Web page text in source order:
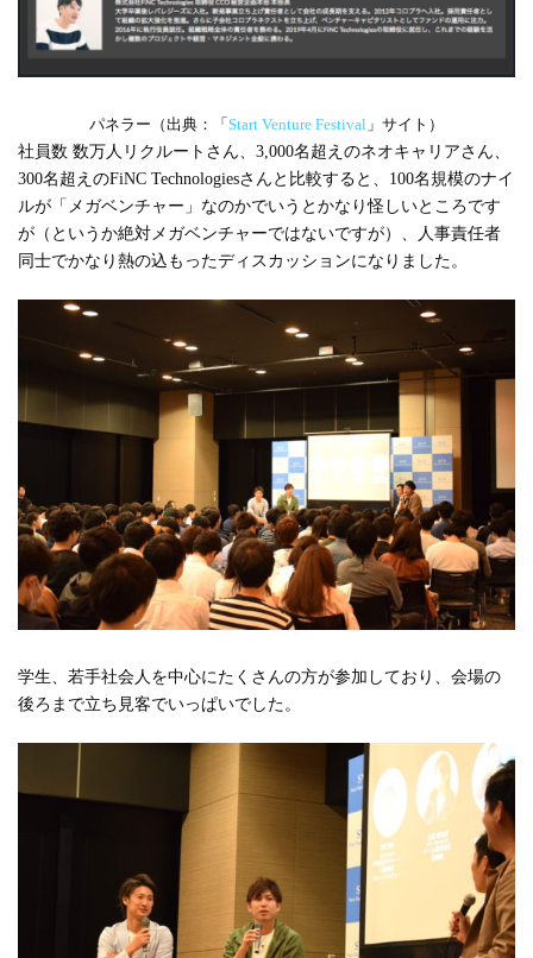
パネラー（出典：「Start Venture Festival 」サイト）
社員数 数万人リクルートさん、3,000名超えのネオキャリアさん、
300名超えのFiNC Technologiesさんと比較すると、100名規模のナイ
ルが「メガベンチャー」なのかでいうとかなり怪しいところです
が（というか絶対メガベンチャーではないですが）、人事責任者
同士でかなり熱の込もったディスカッションになりました。
学生、若手社会人を中心にたくさんの方が参加しており、会場の
後ろまで立ち見客でいっぱいでした。